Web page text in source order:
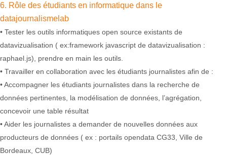
6. Rôle des étudiants en informatique dans le
datajournalismelab
• Tester les outils informatiques open source existants de
datavizualisation ( ex:framework javascript de datavizualisation :
raphael.js), prendre en main les outils.
• Travailler en collaboration avec les étudiants journalistes afin de :
• Accompagner les étudiants journalistes dans la recherche de
données pertinentes, la modélisation de données, l’agrégation,
concevoir une table résultat
• Aider les journalistes a demander de nouvelles données aux
producteurs de données ( ex : portails opendata CG33, Ville de
Bordeaux, CUB)